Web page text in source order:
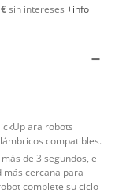
sin intereses +info
ara robots
compatibles.
de 3 segundos, el
cercana para
complete su ciclo